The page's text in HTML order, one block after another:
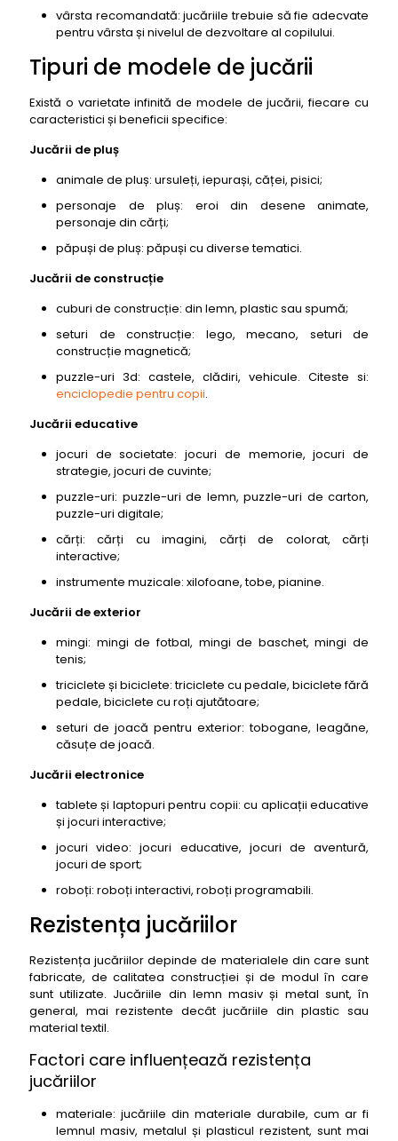
vârsta recomandată: jucăriile trebuie să fie adecvate
pentru vârsta și nivelul de dezvoltare al copilului.
Tipuri de modele de jucării
Există o varietate infinită de modele de jucării, fiecare cu
caracteristici și beneficii specifice:
Jucării de pluș
animale de pluș: ursuleți, iepurași, căței, pisici;
personaje de pluș: eroi din desene animate,
personaje din cărți;
păpuși de pluș: păpuși cu diverse tematici.
Jucării de construcție
cuburi de construcție: din lemn, plastic sau spumă;
seturi de construcție: lego, mecano, seturi de
construcție magnetică;
puzzle-uri 3d: castele, clădiri, vehicule. Citeste si:
enciclopedie pentru copii.
Jucării educative
jocuri de societate: jocuri de memorie, jocuri de
strategie, jocuri de cuvinte;
puzzle-uri: puzzle-uri de lemn, puzzle-uri de carton,
puzzle-uri digitale;
cărți: cărți cu imagini, cărți de colorat, cărți
interactive;
instrumente muzicale: xilofoane, tobe, pianine.
Jucării de exterior
mingi: mingi de fotbal, mingi de baschet, mingi de
tenis;
triciclete și biciclete: triciclete cu pedale, biciclete fără
pedale, biciclete cu roți ajutătoare;
seturi de joacă pentru exterior: tobogane, leagăne,
căsuțe de joacă.
Jucării electronice
tablete și laptopuri pentru copii: cu aplicații educative
și jocuri interactive;
jocuri video: jocuri educative, jocuri de aventură,
jocuri de sport;
roboți: roboți interactivi, roboți programabili.
Rezistența jucăriilor
Rezistența jucăriilor depinde de materialele din care sunt
fabricate, de calitatea construcției și de modul în care
sunt utilizate. Jucăriile din lemn masiv și metal sunt, în
general, mai rezistente decât jucăriile din plastic sau
material textil.
Factori care influențează rezistența
jucăriilor
materiale: jucăriile din materiale durabile, cum ar fi
lemnul masiv, metalul și plasticul rezistent, sunt mai